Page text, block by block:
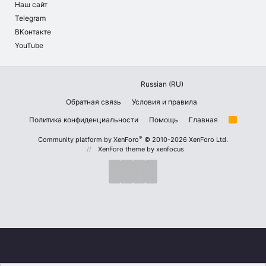
Наш сайт
Telegram
ВКонтакте
YouTube
Russian (RU)
Обратная связь
Условия и правила
Политика конфиденциальности
Помощь Главная
R
Community platform by XenForo® © 2010-2026 XenForo Ltd.
XenForo theme by xenfocus